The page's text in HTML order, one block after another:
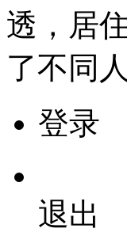
透，居
了不同
登录
退出